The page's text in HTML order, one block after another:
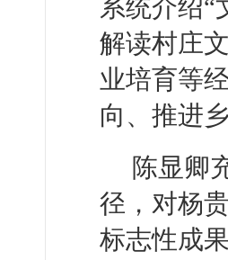
系统介绍“
解读村庄
业培育等
向、推进
陈显卿
径，对杨
标志性成